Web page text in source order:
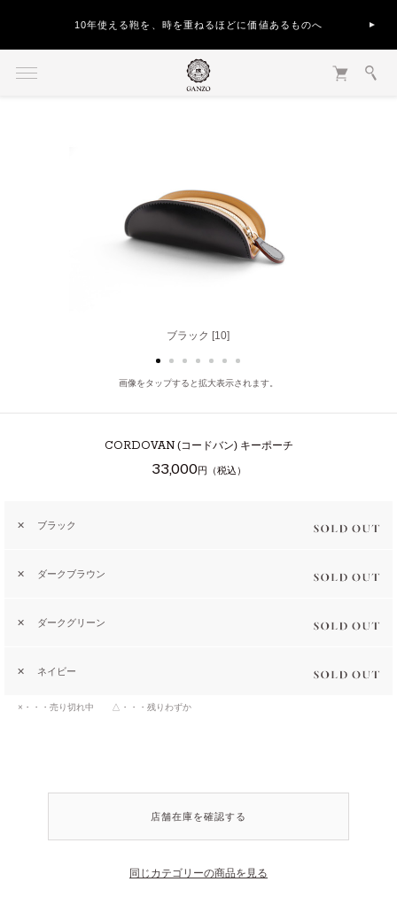
10年使える鞄を、時を重ねるほどに価値あるものへ
ブラック [10]
ダークブラウン [56]
画像をタップすると拡大表示されます。
CORDOVAN(コードバン) キーポーチ
33,000円（税込）
✕ ブラック
✕ ダークブラウン
✕ ダークグリーン
✕ ネイビー
×・・・売り切れ中 △・・・残りわずか
店舗在庫を確認する
同じカテゴリーの商品を見る